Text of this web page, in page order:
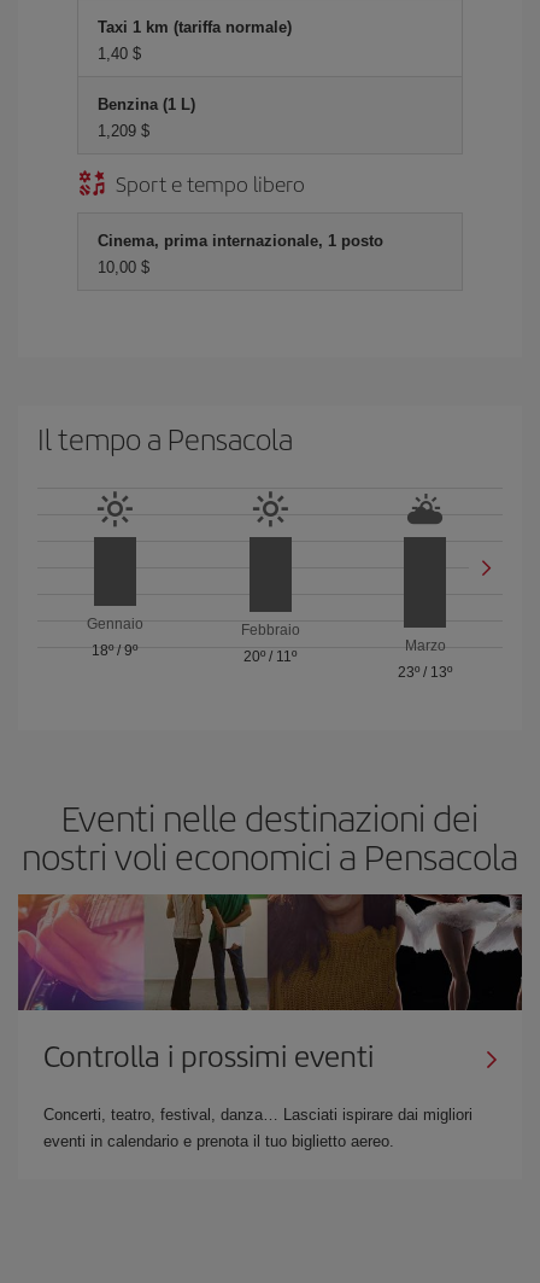
Taxi 1 km (tariffa normale)
1,40 $
Benzina (1 L)
1,209 $
Sport e tempo libero
Cinema, prima internazionale, 1 posto
10,00 $
Il tempo a Pensacola
Gennaio
18º/9º
Febbraio
20º / 11º
Marzo
23º / 13º
Eventi nelle destinazioni dei
nostri voli economici a Pensacola
Controlla i prossimi eventi
Concerti, teatro, festival, danza… Lasciati ispirare dai migliori
eventi in calendario e prenota il tuo biglietto aereo.